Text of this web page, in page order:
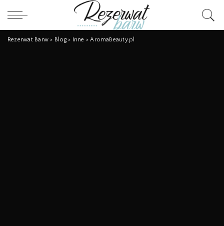
Rezerwat Barw > Blog> Inne >AromaBeauty.pl